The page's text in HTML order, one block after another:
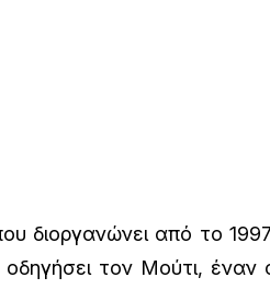
διοργανώνει από το
τον Μούτι, έναν